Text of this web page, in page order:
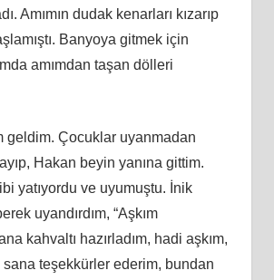
Amımın dudak kenarları kızarıp
Banyoya gitmek için
amımdan taşan dölleri
geldim. Çocuklar uyanmadan
Hakan beyin yanına gittim.
yatıyordu ve uyumuştu. İnik
uyandırdım, “Aşkım
kahvaltı hazırladım, hadi aşkım,
teşekkürler ederim, bundan